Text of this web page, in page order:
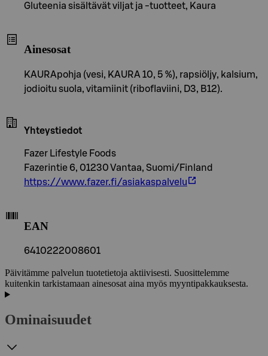
Gluteenia sisältävät viljat ja -tuotteet, Kaura
Ainesosat
KAURApohja (vesi, KAURA 10, 5 %), rapsiöljy, kalsium,
jodioitu suola, vitamiinit (riboflaviini, D3, B12).
Yhteystiedot
Fazer Lifestyle Foods
Fazerintie 6, 01230 Vantaa, Suomi/Finland
https://www.fazer.fi/asiakaspalvelu
EAN
6410222008601
Päivitämme palvelun tuotetietoja aktiivisesti. Suosittelemme
kuitenkin tarkistamaan ainesosat aina myös myyntipakkauksesta.
Ominaisuudet